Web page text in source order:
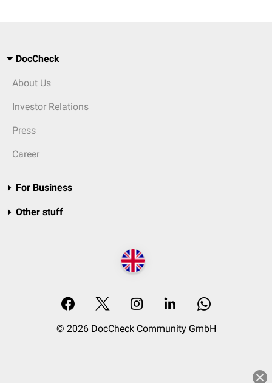
DocCheck
About Us
Investor Relations
Press
Career
For Business
Other stuff
© 2026 DocCheck Community GmbH